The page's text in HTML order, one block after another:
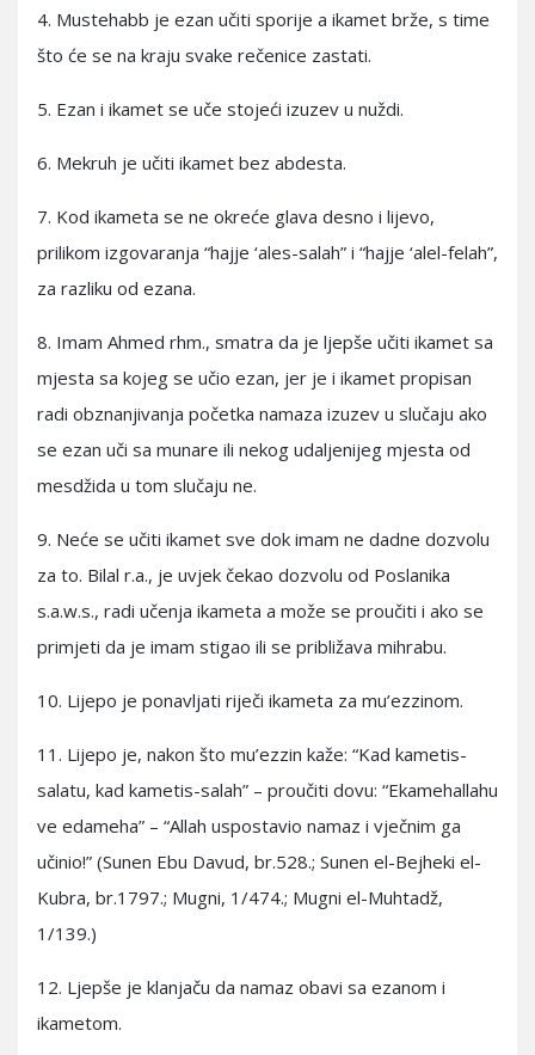
4. Mustehabb je ezan učiti sporije a ikamet brže, s time
što će se na kraju svake rečenice zastati.
5. Ezan i ikamet se uče stojeći izuzev u nuždi.
6. Mekruh je učiti ikamet bez abdesta.
7. Kod ikameta se ne okreće glava desno i lijevo,
prilikom izgovaranja “hajje ‘ales-salah” i “hajje ‘alel-felah”,
za razliku od ezana.
8. Imam Ahmed rhm., smatra da je ljepše učiti ikamet sa
mjesta sa kojeg se učio ezan, jer je i ikamet propisan
radi obznanjivanja početka namaza izuzev u slučaju ako
se ezan uči sa munare ili nekog udaljenijeg mjesta od
mesdžida u tom slučaju ne.
9. Neće se učiti ikamet sve dok imam ne dadne dozvolu
za to. Bilal r.a., je uvjek čekao dozvolu od Poslanika
s.a.w.s., radi učenja ikameta a može se proučiti i ako se
primjeti da je imam stigao ili se približava mihrabu.
10. Lijepo je ponavljati riječi ikameta za mu’ezzinom.
11. Lijepo je, nakon što mu’ezzin kaže: “Kad kametis-
salatu, kad kametis-salah” – proučiti dovu: “Ekamehallahu
ve edameha” – “Allah uspostavio namaz i vječnim ga
učinio!” (Sunen Ebu Davud, br.528.; Sunen el-Bejheki el-
Kubra, br.1797.; Mugni, 1/474.; Mugni el-Muhtadž,
1/139.)
12. Ljepše je klanjaču da namaz obavi sa ezanom i
ikametom.